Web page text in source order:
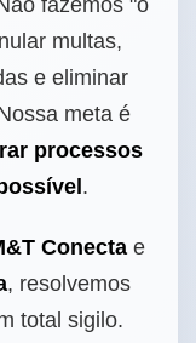
fazemos "o
multas,
e eliminar
meta é
processos
.
Conectae
, resolvemos
total sigilo.